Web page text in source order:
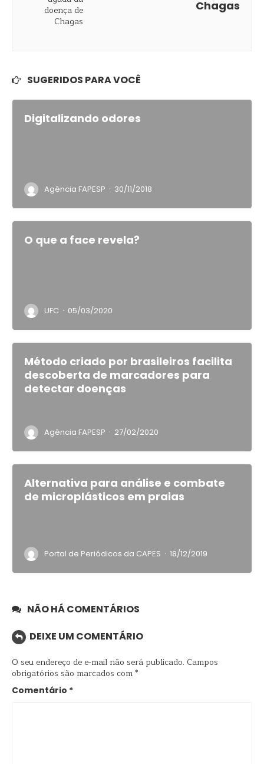
Chagas
SUGERIDOS PARA VOCÊ
Digitalizando odores
Agência FAPESP · 30/11/2018
O que a face revela?
UFC · 05/03/2020
Método criado por brasileiros facilita
descoberta de marcadores para
detectar doenças
Agência FAPESP · 27/02/2020
Alternativa para análise e combate
de microplásticos em praias
Portal de Periódicos da CAPES · 18/12/2019
NÃO HÁ COMENTÁRIOS
DEIXE UM COMENTÁRIO
O seu endereço de e-mail não será publicado. Campos
obrigatórios são marcados com*
Comentário *